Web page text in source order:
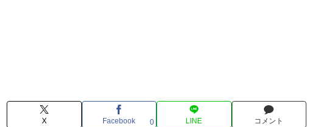
X Facebook 0 LINE コメント